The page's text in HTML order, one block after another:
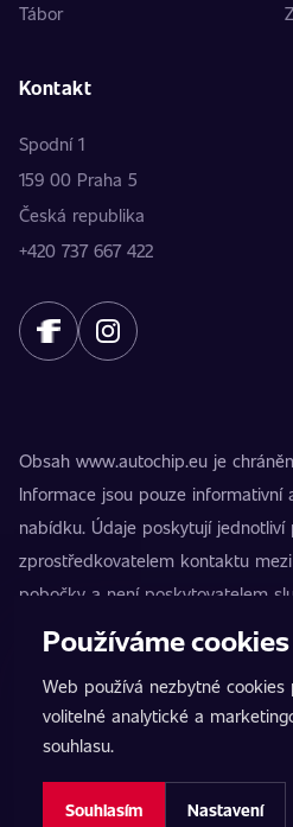
Tábor
Kontakt
Spodní 1
159 00 Praha 5
Česká republika
+420 737 667 422
Obsah www.autochip.eu je
Informace jsou pouze informativní
nabídku. Údaje poskytují
zprostředkovatelem kontaktu
pobočky a není poskytovatelem
registrovaná ochranná známka
nezpůsobilosti vozidla k provozu
Přesné informace poskytuje vždy
pobočky.
Nastavení cookies
Používáme cookies
Web používá nezbytné
volitelné analytické a
souhlasu.
Souhlasím Nastavení